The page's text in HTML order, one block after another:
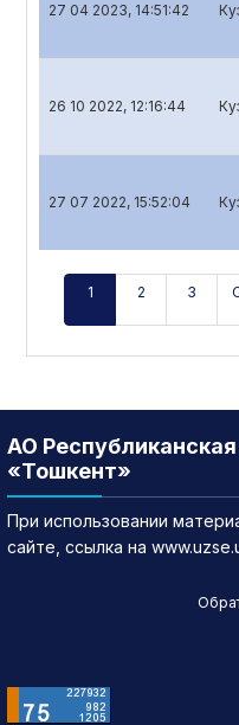
27 04 2023, 14:51:42
26 10 2022, 12:16:44
27 07 2022, 15:52:04
1 2 3
АО
«Тошкент»
При использовании
сайте, ссылка на